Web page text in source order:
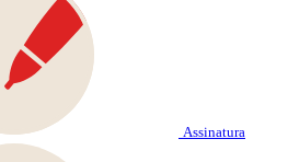
Assinatura